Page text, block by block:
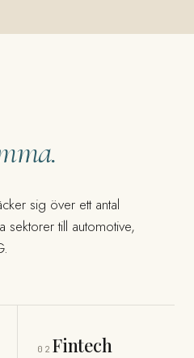
sig över ett antal
sektorer till automotive,
02 Fintech